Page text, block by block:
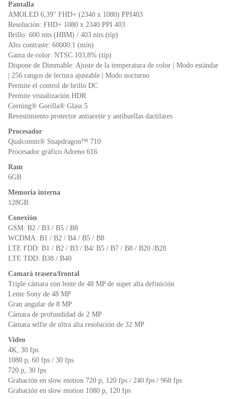
o
k
p dl
y
Pantalla
AMOLED 6,39″ FHD+ (2340 x 1080) PPI403
Resolución: FHD+ 1080 x 2340 PPI 403
Brillo: 600 nits (HBM) / 403 nits (típ)
Alto contraste: 60000:1 (mín)
Gama de color: NTSC 103,8% (típ)
Dispone de Dimmable: Ajuste de la temperatura de color | Modo estándar
| 256 rangos de lectura ajustable | Modo nocturno
Permite el control de brillo DC
Permite visualización HDR
Corning® Gorilla® Glass 5
Revestimiento protector antiaceite y antihuellas dactilares
Procesador
Qualcomm® Snapdragon™ 710
Procesador gráfico Adreno 616
Ram
6GB
Memoria interna
128GB
Conexión
GSM: B2 / B3 / B5 / B8
WCDMA: B1 / B2 / B4 / B5 / B8
LTE FDD: B1 / B2 / B3 / B4/ B5 / B7 / B8 / B20 /B28
LTE TDD: B38 / B40
Camará trasera/frontal
Triple cámara con lente de 48 MP de super alta definición
Lente Sony de 48 MP
Gran angular de 8 MP
Cámara de profundidad de 2 MP
Cámara selfie de ultra alta resolución de 32 MP
Video
4K, 30 fps
1080 p, 60 fps / 30 fps
720 p, 30 fps
Grabación en slow motion 720 p, 120 fps / 240 fps / 960 fps
Grabación en slow motion 1080 p, 120 fps